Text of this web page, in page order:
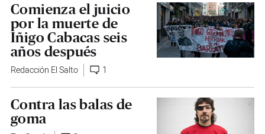
Comienza el juicio
por la muerte de
Iñigo Cabacas seis
años después
Redacción El Salto 1
Contra las balas de
goma